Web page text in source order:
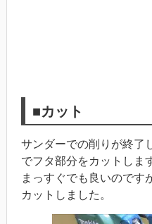
■カット
サンダーでの削りが終了
でフタ部分をカットしま
まっすぐでも良いのです
カットしました。